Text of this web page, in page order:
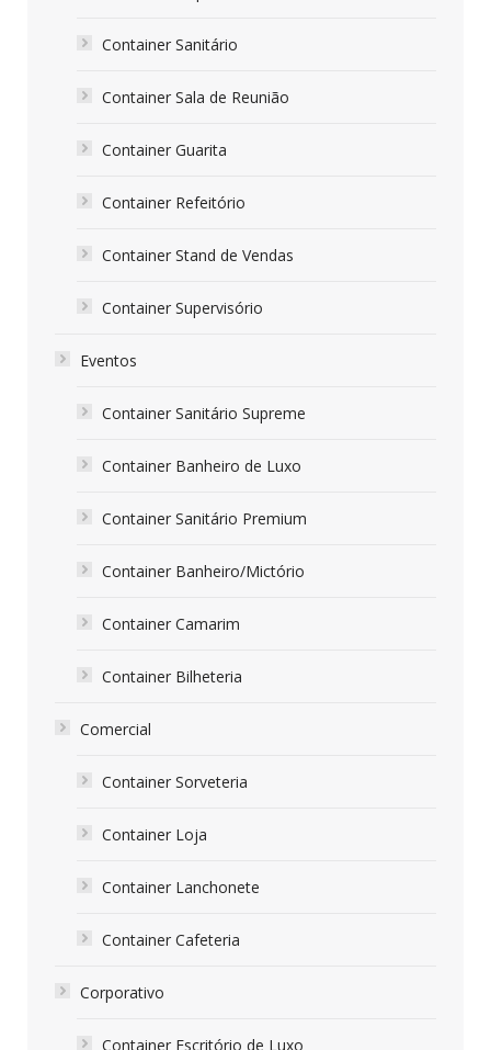
Container Sanitário
Container Sala de Reunião
Container Guarita
Container Refeitório
Container Stand de Vendas
Container Supervisório
Eventos
Container Sanitário Supreme
Container Banheiro de Luxo
Container Sanitário Premium
Container Banheiro/Mictório
Container Camarim
Container Bilheteria
Comercial
Container Sorveteria
Container Loja
Container Lanchonete
Container Cafeteria
Corporativo
Container Escritório de Luxo